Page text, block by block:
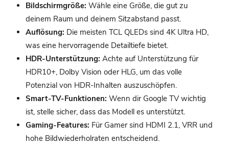
Bildschirmgröße: Wähle eine Größe, die gut zu
deinem Raum und deinem Sitzabstand passt.
Auflösung: Die meisten TCL QLEDs sind 4K Ultra HD,
was eine hervorragende Detailtiefe bietet.
HDR-Unterstützung: Achte auf Unterstützung für
HDR10+, Dolby Vision oder HLG, um das volle
Potenzial von HDR-Inhalten auszuschöpfen.
Smart-TV-Funktionen: Wenn dir Google TV wichtig
ist, stelle sicher, dass das Modell es unterstützt.
Gaming-Features: Für Gamer sind HDMI 2.1, VRR und
hohe Bildwiederholraten entscheidend.